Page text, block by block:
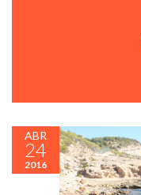
ABR
24
2016